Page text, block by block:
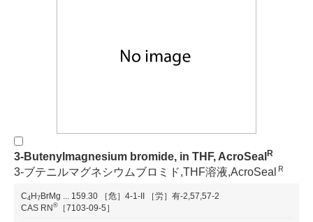
3-Butenylmagnesium bromide, in THF, AcroSeal R
3-ブテニルマグネシウムブロミド,THF溶液,AcroSeal Ｒ
C4 H 7 BrMg ... 159.30 ［危］4-1-II
［労］有-2,57,57-2
CAS RN ® ［7103-09-5］